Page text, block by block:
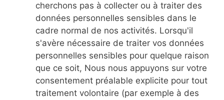
cherchons pas à collecter ou à traiter des
données personnelles sensibles dans le
cadre normal de nos activités. Lorsqu'il
s'avère nécessaire de traiter vos données
personnelles sensibles pour quelque raison
que ce soit, Nous nous appuyons sur votre
consentement préalable explicite pour tout
traitement volontaire (par exemple à des